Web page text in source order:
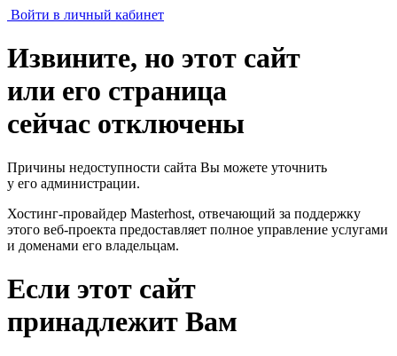
Войти в личный кабинет
Извините, но этот сайт
или его страница
сейчас отключены
Причины недоступности сайта Вы можете уточнить
у его администрации.
Хостинг-провайдер Masterhost, отвечающий за поддержку
этого веб-проекта предоставляет полное управление услугами
и доменами его владельцам.
Если этот сайт
принадлежит Вам